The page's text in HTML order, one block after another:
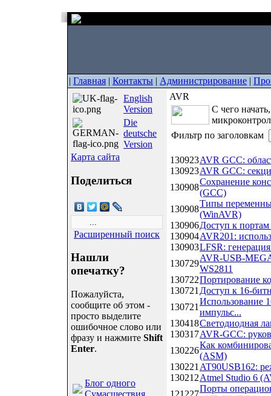
| Главная | Контакты | Администрирование |
English
Version
Die
deutsche
Version
Карта сайта
Поделиться
Расширенный поиск
Нашли
опечатку?
Пожалуйста,
сообщите об этом -
просто выделите
ошибочное слово или
фразу и нажмите Shift
Enter.
Блог одного
Сумасшествия
AVR
С чего
Фильтр по заголовкам
130923AVR GCC:
130923AVR GCC:
130908
Сохранение
(GCC)
130908
Типы
(WinAVR)
130906Доступ к
130904AVR201:
130903LFSR:
130729
AVR-USB-
WS2811
130722Портирование
130721 Доступ к 16-
130721
Использование
импульс...
130418Светодиодная
130317AVR-GCC:
130226
Как
(ASM)
130221 AT90USB162:
130212Atmel Studio 6
121227
Порты